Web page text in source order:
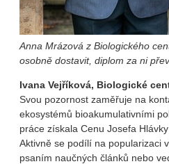
Anna Mrázová z Biologického
osobně dostavit, diplom za ni
Ivana Vejříková, Biologické
Svou pozornost zaměřuje na
ekosystémů bioakumulativními
práce získala Cenu Josefa
Aktivně se podílí na popularizaci
psaním naučných článků nebo